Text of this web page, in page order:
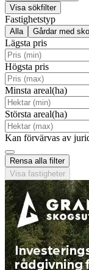
Visa sökfilter
Fastighetstyp
Alla Gårdar med
Lägsta pris
Högsta pris
Minsta areal(ha)
Största areal(ha)
Kan förvärvas av
Rensa alla filter
Visa fastigheter